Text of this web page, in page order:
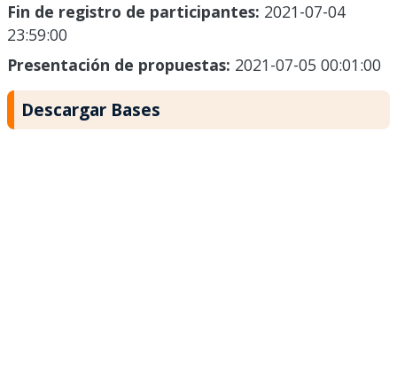
Fin de registro de participantes: 2021-07-04
23:59:00
Presentación de propuestas: 2021-07-05 00:01:00
Descargar Bases